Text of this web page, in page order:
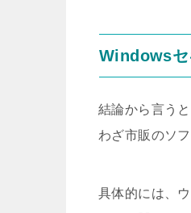
Windowsセ
結論から言う
わざ市販のソ
具体的には、